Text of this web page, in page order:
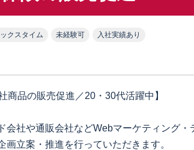
クスタイム 未経験可 入社実績あり
品の販売促進／20・30代活躍中】
社や通販会社などWebマーケティング・
立案・推進を行っていただきます。